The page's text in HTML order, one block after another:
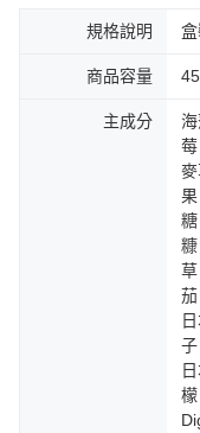
規格說明
商品容量
主成分